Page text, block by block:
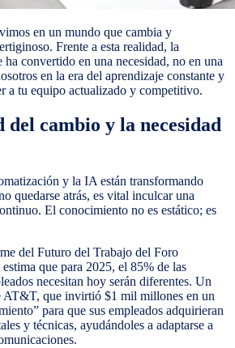
en un mundo que cambia y
Frente a esta realidad, la
ha convertido en una necesidad, no en una
en la era del aprendizaje constante y
a tu equipo actualizado y competitivo.
del cambio y la necesidad
y la IA están transformando
quedarse atrás, es vital inculcar una
El conocimiento no es estático; es
del Futuro del Trabajo del Foro
que para 2025, el 85% de las
necesitan hoy serán diferentes. Un
AT&T, que invirtió $1 mil millones en un
para que sus empleados adquirieran
y técnicas, ayudándoles a adaptarse a